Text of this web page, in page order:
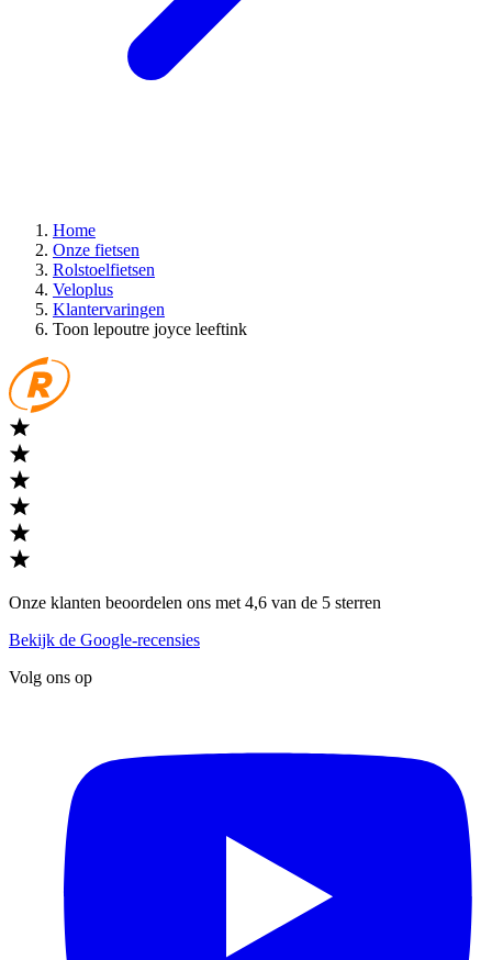
Home
Onze fietsen
Rolstoelfietsen
Veloplus
Klantervaringen
Toon lepoutre joyce leeftink
Onze klanten beoordelen ons met 4,6 van de 5 sterren
Bekijk de Google-recensies
Volg ons op